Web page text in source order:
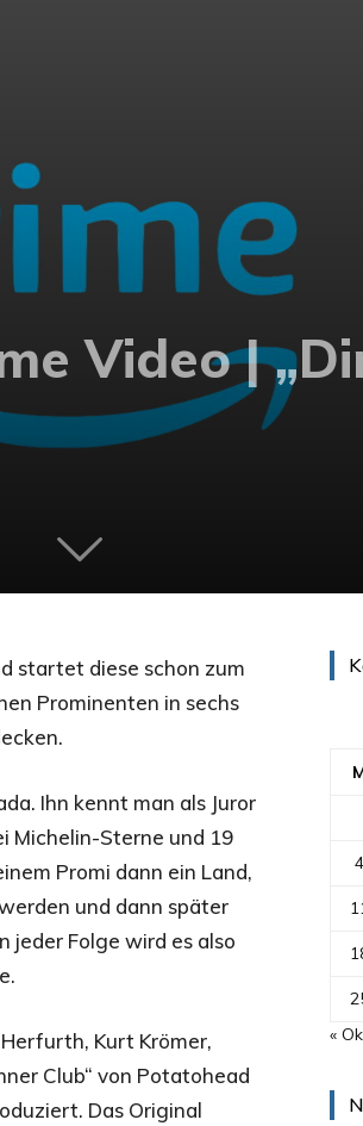
Video |
startet diese schon zum
Prominenten in sechs
Ihn kennt man als Juror
Michelin-Sterne und 19
Promi dann ein Land,
und dann später
jeder Folge wird es also
Kurt Krömer,
Club“ von Potatohead
Das Original
4
«